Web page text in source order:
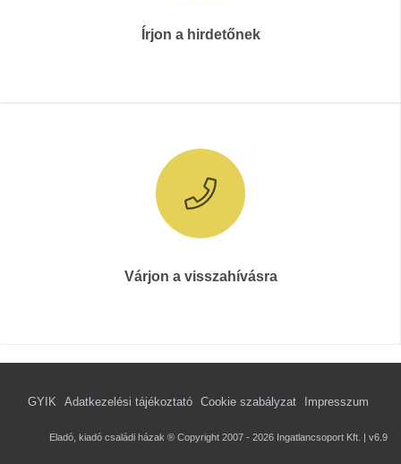
Írjon a hirdetőnek
Várjon a visszahívásra
GYIK Adatkezelési tájékoztató Cookie szabályzat Impresszum
Eladó, kiadó családi házak ® Copyright 2007 - 2026 Ingatlancsoport Kft. | v6.9